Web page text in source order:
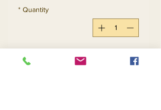
Quantity
*
Add to Cart